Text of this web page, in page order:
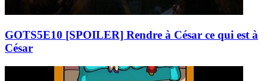
GOTS5E10 [SPOILER] Rendre à César ce qui est à
César